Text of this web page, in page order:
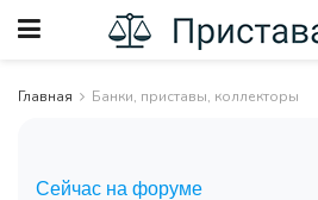
Главная Банки, приставы, коллекторы
Сейчас на форуме